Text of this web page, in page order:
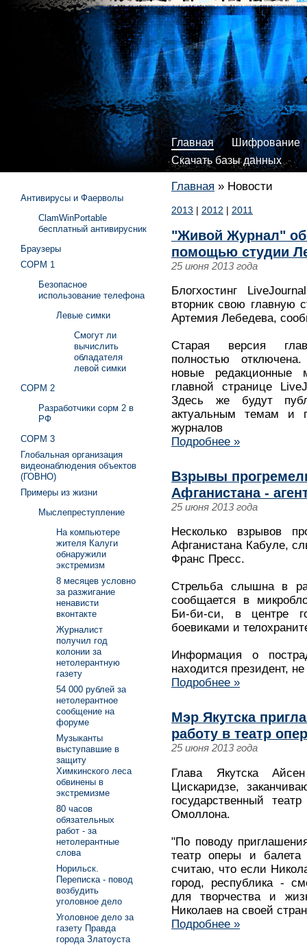
Главная
Шифрование
Скачать базы данных
Главная » Новости
2013 | 2012 | 2011
"Живой Журнал"
помощью студии
25 июня 2013 года
Блогхостинг
вторник свою главную
Артемия Лебедева,
Старая версия
полностью
новые редакционные
главной странице
Здесь же будут
актуальным темам и
журналов
Подробнее »
Взрывы
Афганистана -
25 июня 2013 года
Несколько взрывов
Афганистана Кабуле,
Франс Пресс.
Стрельба слышна в
сообщается в
Би-би-си, в центре
боевиками и
Информация о
находится президент,
Подробнее »
Мэр Якутска
работу в театр
25 июня 2013 года
Глава Якутска
Цискаридзе,
государственный
Омоллона.
"По поводу
театр оперы и
считаю, что если
город, республика -
для творчества и
Николаев на своей
Подробнее »
Антивирусы и Фаерволы
ClamWinPortable
бесплатный антивирусник
Браузеры
СОРМ 1
Безопасное
использование телефона
Левые симки
Смогут ли
вычислить
обладателя
левой симки
СОРМ 2
Разработчики сорм 2 в
РФ
СОРМ 3
Глобальная организация
видеонаблюдения объектов
(ГОВНО)
Примеры из жизни
Мыслепреступление
На компьютере
жителя Калуги
обнаружили
экстремизм
8 месяцев условно
за разжигание
ненависти
вконтакте
Журналист
получил год
колонии за
нетолерантную
газету
54 000 рублей за
нетолерантное
сообщение на
форуме
Музыканты
выступавшие в
защиту
Химкинского леса
обвинены в
экстремизме
80 часов
обязательных
работ - за
нетолерантные
слова
Норильск.
Переписка - повод
возбудить
уголовное дело
Уголовное дело за
газету Правда
города Златоуста